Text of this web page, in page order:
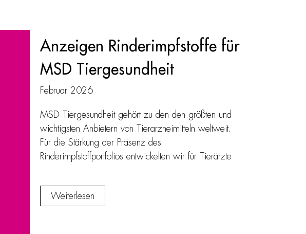
Anzeigen Rinderimpfstoffe für
MSD Tiergesundheit
Februar 2026
MSD Tiergesundheit gehört zu den den größten und
wichtigsten Anbietern von Tierarzneimitteln weltweit.
Für die Stärkung der Präsenz des
Rinderimpfstoffportfolios entwickelten wir für Tierärzte
Weiterlesen